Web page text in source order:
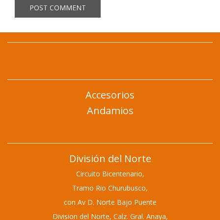
Accesorios
Andamios
División del Norte
Circuito Bicentenario,
Tramo Rio Churubusco,
con Av D. Norte Bajo Puente
Division del Norte, Calz. Gral. Anaya,